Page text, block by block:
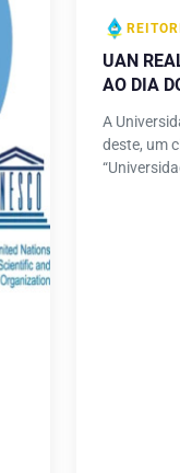
UAN
AO DIA
A
deste, um